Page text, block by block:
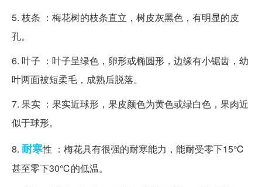
5. 枝条 ：梅花树的枝条直立，树皮灰黑色，有明显的皮
孔。
6. 叶子 ：叶子呈绿色，卵形或椭圆形，边缘有小锯齿，幼
叶两面被短柔毛，成熟后脱落。
7. 果实 ：果实近球形，果皮颜色为黄色或绿白色，果肉近
似于球形。
8. 耐寒性 ：梅花具有很强的耐寒能力，能耐受零下15℃
甚至零下30℃的低温。